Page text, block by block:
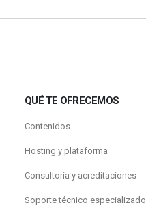
QUÉ TE OFRECEMOS
Contenidos
Hosting y plataforma
Consultoría y acreditaciones
Soporte técnico especializado